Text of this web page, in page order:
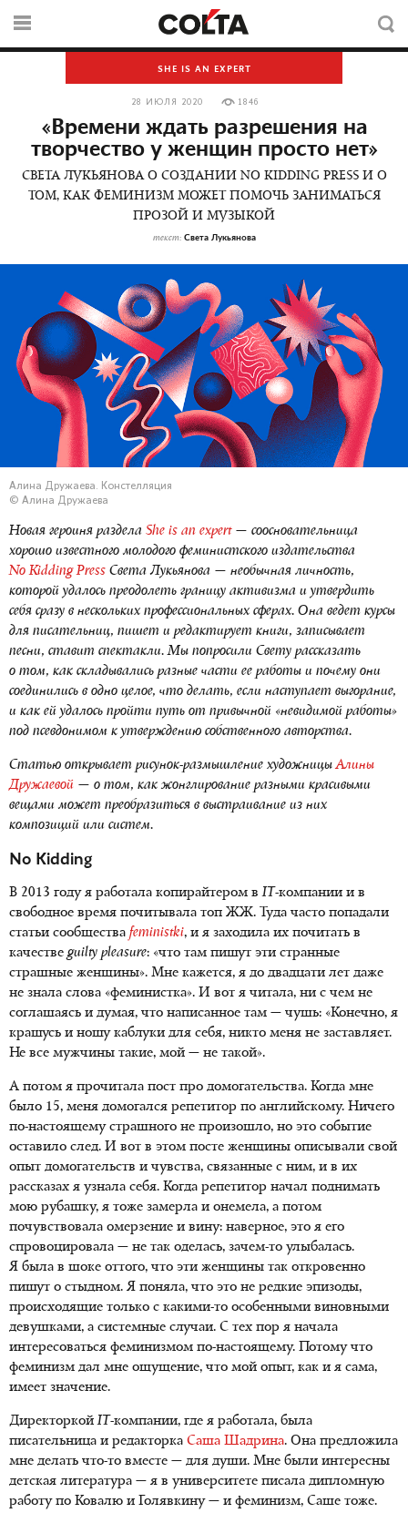
SHE IS AN EXPERT
28 ИЮЛЯ 2020 1846
«Времени ждать разрешения на
творчество у женщин просто нет»
СВЕТА ЛУКЬЯНОВА О СОЗДАНИИ NO KIDDING PRESS И О
ТОМ, КАК ФЕМИНИЗМ МОЖЕТ ПОМОЧЬ ЗАНИМАТЬСЯ
ПРОЗОЙ И МУЗЫКОЙ
текст: Света Лукьянова
Алина Дружаева. Констелляция
© Алина Дружаева
Новая героиня раздела She is an expert— соосновательница
хорошо известного молодого феминистского издательства
No Kidding Press Света Лукьянова — необычная личность,
которой удалось преодолеть границу активизма и утвердить
себя сразу в нескольких профессиональных сферах. Она ведет курсы
для писательниц, пишет и редактирует книги, записывает
песни, ставит спектакли. Мы попросили Свету рассказать
о том, как складывались разные части ее работы и почему они
соединились в одно целое, что делать, если наступает выгорание,
и как ей удалось пройти путь от привычной «невидимой работы»
под псевдонимом к утверждению собственного авторства.
Статью открывает рисунок-размышление художницыАлины
Дружаевой — о том, как жонглирование разными красивыми
вещами может преобразиться в выстраивание из них
композиций или систем.
No Kidding
В 2013 году я работала копирайтером вIT -компании и в
свободное время почитывала топ ЖЖ. Туда часто попадали
статьи сообщества feministki, и я заходила их почитать в
качестве guilty pleasure: «что там пишут эти странные
страшные женщины». Мне кажется, я до двадцати лет даже
не знала слова «феминистка». И вот я читала, ни с чем не
соглашаясь и думая, что написанное там — чушь: «Конечно, я
крашусь и ношу каблуки для себя, никто меня не заставляет.
Не все мужчины такие, мой — не такой».
А потом я прочитала пост про домогательства. Когда мне
было 15, меня домогался репетитор по английскому. Ничего
по-настоящемустрашного не произошло, но это событие
оставило след. И вот в этом посте женщины описывали свой
опыт домогательств и чувства, связанные с ним, и в их
рассказах я узнала себя. Когда репетитор начал поднимать
мою рубашку, я тоже замерла и онемела, а потом
почувствовала омерзение и вину: наверное, это я его
спровоцировала — не так оделась, зачем-то улыбалась.
Я была в шоке оттого, что эти женщины так откровенно
пишут о стыдном. Я поняла, что это не редкие эпизоды,
происходящие только с какими-то особенными виновными
девушками, а системные случаи. С тех пор я начала
интересоваться феминизмом по-настоящему. Потому что
феминизм дал мне ощущение, что мой опыт, как и я сама,
имеет значение.
ДиректоркойIT -компании, где я работала, была
писательница и редакторка Саша Шадрина. Она предложила
мне делать что-то вместе — для души. Мне были интересны
детская литература — я в университете писала дипломную
работу по Ковалю и Голявкину — и феминизм, Саше тоже.